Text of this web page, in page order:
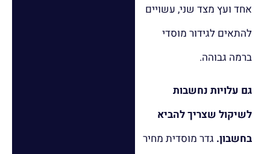
אחד ועץ מצד שני, עשויים
להתאים לגידור מוסדי
ברמה גבוהה.
גם עלויות נחשבות
לשיקול שצריך להביא
בחשבון. גדר מוסדית מחיר